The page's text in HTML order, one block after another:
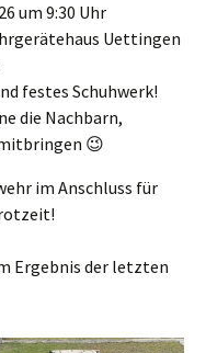
um 9:30 Uhr
Uettingen
festes Schuhwerk!
die Nachbarn,
😉
im Anschluss für
Ergebnis der letzten